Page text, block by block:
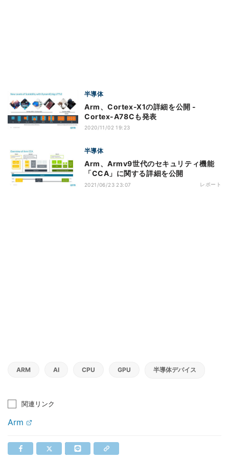
半導体
Arm、Cortex-X1の詳細を公開 -
Cortex-A78Cも発表
2020/11/02 19:23
半導体
Arm、Armv9世代のセキュリティ機能
「CCA」に関する詳細を公開
2021/06/23 23:07 レポート
ARM AI CPU GPU 半導体デバイス
関連リンク
Arm